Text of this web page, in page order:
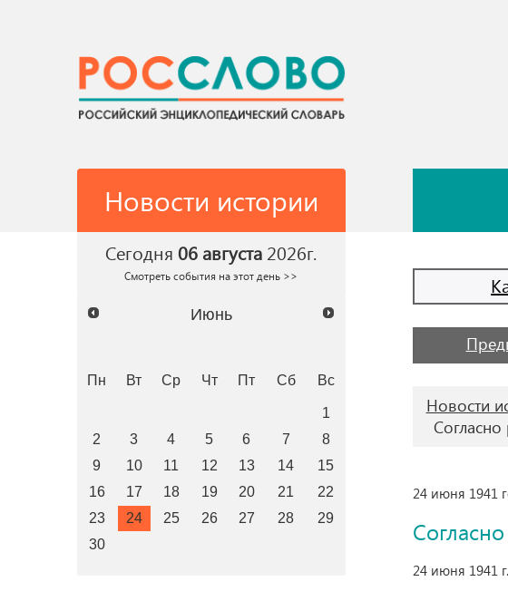
Новости истории
Сегодня 06 августа 2026г.
Смотреть события на этот день >>
Июнь
Пн Вт Ср Чт Пт Сб Вс
1
2
3 4 5 6 7
8
9
10 11 12 13 14
15
16
17 18 19 20 21
22
23
24 25 26 27 28
29
30
Новости
24 июня 1941
24 июня 1941